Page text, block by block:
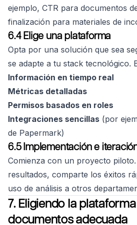
ejemplo, CTR para documentos
finalización para materiales de
6.4 Elige una plataforma
Opta por una solución que sea
se adapte a tu stack tecnológico.
Información en tiempo real
Métricas detalladas
Permisos basados en roles
Integraciones sencillas (por
de Papermark)
6.5 Implementación e
Comienza con un proyecto
resultados, comparte los éxitos
uso de análisis a otros
7. Eligiendo la
documentos adecuada